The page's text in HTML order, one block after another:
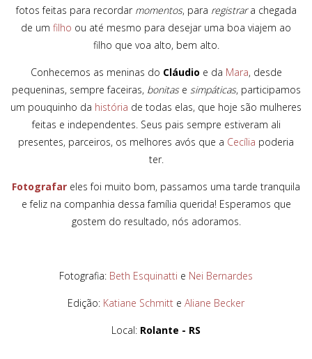
fotos feitas para recordarmomentos, para registrara chegada
de um filho ou até mesmo para desejar uma boa viajem ao
filho que voa alto, bem alto.
Conhecemos as meninas do Cláudio e da Mara, desde
pequeninas, sempre faceiras, bonitase simpáticas, participamos
um pouquinho da história de todas elas, que hoje são mulheres
feitas e independentes. Seus pais sempre estiveram ali
presentes, parceiros, os melhores avós que a Cecília poderia
ter.
Fotografar eles foi muito bom, passamos uma tarde tranquila
e feliz na companhia dessa família querida! Esperamos que
gostem do resultado, nós adoramos.
Fotografia: Beth Esquinatti e Nei Bernardes
Edição: Katiane Schmitt e Aliane Becker
Local: Rolante - RS